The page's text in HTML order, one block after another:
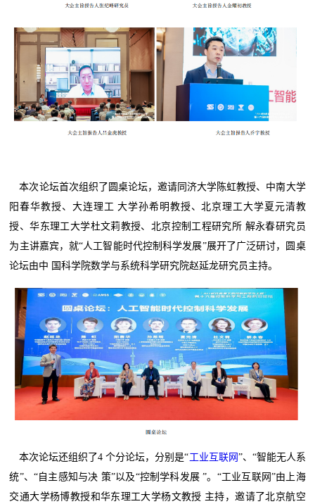
本次论坛首次组织了圆桌论坛，邀请同济大学陈虹教授、中南大学
阳春华教授、大连理工 大学孙希明教授、北京理工大学夏元清教
授、华东理工大学杜文莉教授、北京控制工程研究所 解永春研究员
为主讲嘉宾，就“人工智能时代控制科学发展”展开了广泛研讨，圆桌
论坛由中 国科学院数学与系统科学研究院赵延龙研究员主持。
本次论坛还组织了4 个分论坛，分别是“工业互联网 ”、“智能无人系
统”、“自主感知与决 策”以及“控制学科发展 ”。“工业互联网”由上海
交通大学杨博教授和华东理工大学杨文教授 主持，邀请了北京航空